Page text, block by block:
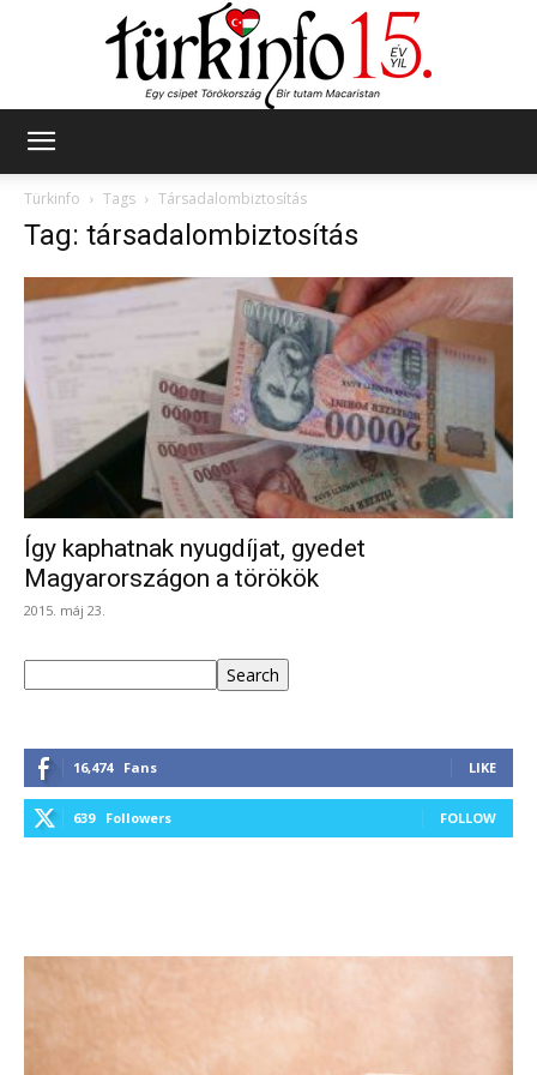
Türkinfo
Tags Társadalombiztosítás
Tag: társadalombiztosítás
Így kaphatnak nyugdíjat, gyedet
Magyarországon a törökök
2015. máj 23.
Search
16,474 Fans LIKE
639 Followers FOLLOW